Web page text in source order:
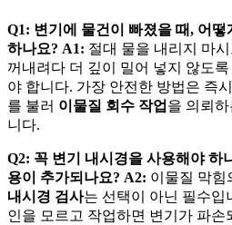
Q1: 변기에 물건이 빠졌을 때, 어떻
하나요? A1: 절대 물을 내리지 마
꺼내려다 더 깊이 밀어 넣지 않도록
야 합니다. 가장 안전한 방법은 즉
를 불러 이물질 회수 작업 을 의뢰하
니다.
Q2: 꼭 변기 내시경을 사용해야 하
용이 추가되나요? A2: 이물질 막힘
내시경 검사는 선택이 아닌 필수입
인을 모르고 작업하면 변기가 파손